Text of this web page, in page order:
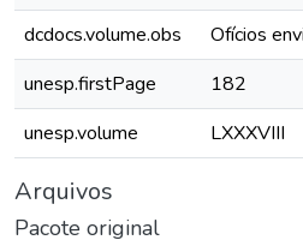
dcdocs.volume.obs
Ofícios
unesp.firstPage
182
unesp.volume
LXXXVIII
Arquivos
Pacote original